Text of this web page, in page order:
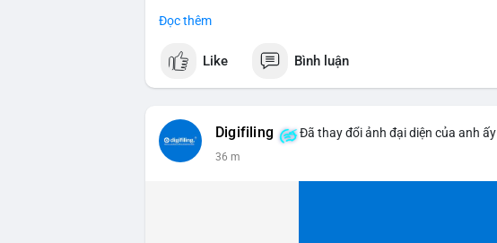
$btc $eth
#vlikevn #titanbot
Đọc thêm
Like Bình luận
Digifiling Đã thay đổi ảnh đại diện của anh ấy
36 m